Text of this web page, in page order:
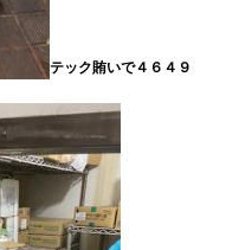
テック賄いで４６４９